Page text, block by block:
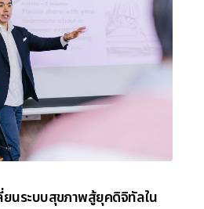
ยนระบบสุขภาพสู้ยุคดิจิทัลใน